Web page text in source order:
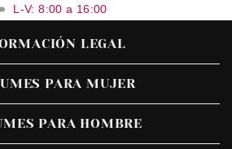
L-V: 8:00 a 16:00
LEGAL
PARA MUJER
PARA HOMBRE